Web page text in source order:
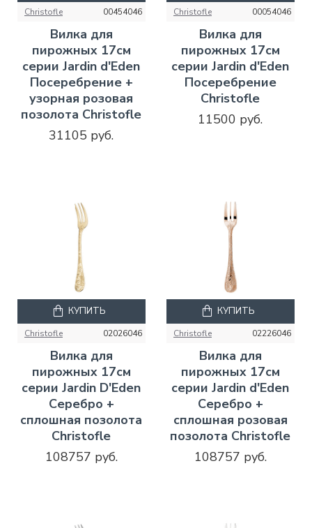
Christofle 00454046
Вилка для
пирожных 17см
серии Jardin d'Eden
Посеребрение +
узорная розовая
позолота Christofle
31105 руб.
Christofle 00054046
Вилка для
пирожных 17см
серии Jardin d'Eden
Посеребрение
Christofle
11500 руб.
Christofle 02026046
Вилка для
пирожных 17см
серии Jardin D'Eden
Серебро +
сплошная позолота
Christofle
108757 руб.
КУПИТЬ
Christofle 02226046
Вилка для
пирожных 17см
серии Jardin d'Eden
Серебро +
сплошная розовая
позолота Christofle
108757 руб.
КУПИТЬ